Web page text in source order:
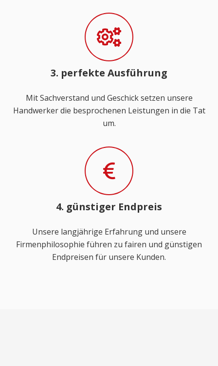
3. perfekte Ausführung
Mit Sachverstand und Geschick setzen unsere
Handwerker die besprochenen Leistungen in die Tat
um.
4. günstiger Endpreis
Unsere langjährige Erfahrung und unsere
Firmenphilosophie führen zu fairen und günstigen
Endpreisen für unsere Kunden.